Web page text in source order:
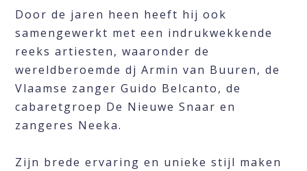
Door de jaren heen heeft hij ook
samengewerkt met een indrukwekkende
reeks artiesten, waaronder de
wereldberoemde dj Armin van Buuren, de
Vlaamse zanger Guido Belcanto, de
cabaretgroep De Nieuwe Snaar en
zangeres Neeka.
Zijn brede ervaring en unieke stijl maken